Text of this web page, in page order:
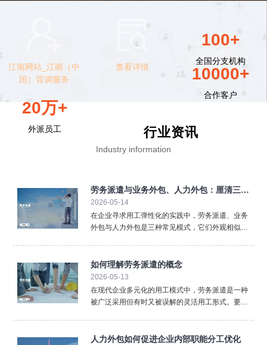
江南网站_江南（中
国）背调服务
查看详情
100+
全国分支机构
10000+
合作客户
20万+
外派员工 行业资讯
Industry information
劳务派遣与业务外包、人力外包：厘清三大
弹性用工模式
2026-05-14
在企业寻求用工弹性化的实践中，劳务派遣、业务
外包与人力外包是三种常见模式，它们外观相似却
工方式至关重要。首先，法律关系的核心不同。 这
是最根本的区别。劳
如何理解劳务派遣的概念
2026-05-13
在现代企业多元化的用工模式中，劳务派遣是一种
被广泛采用但有时又被误解的灵活用工形式。要准
别。从法律层面看，劳务派遣是指依法设立的劳务
人力外包如何促进企业内部职能分工优化